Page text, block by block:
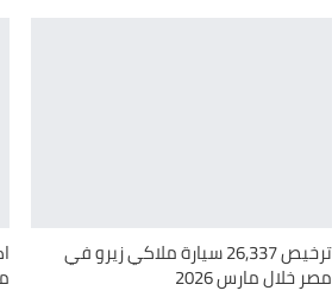
ترخيص 26,337 سيارة ملاكي زيرو في
مصر خلال مارس 2026